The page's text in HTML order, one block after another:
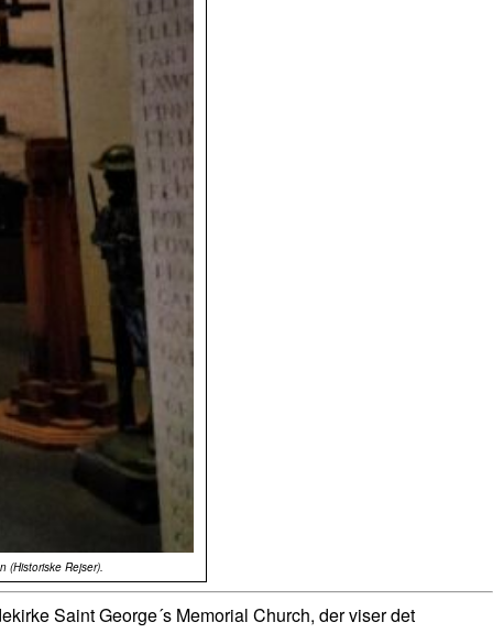
(Historiske Rejser).
Saint George´s Memorial Church, der viser det